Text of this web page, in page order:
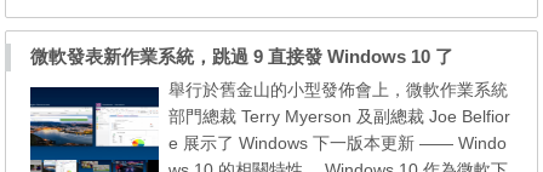
E 配合 ActiveX 下載的，而且要透過 Update
7與Windows 8.1的用家，提供更新的「合
集」。 微軟官方下載位置：http://catalog.upd
ate.microsoft.com/v7/site/Search.aspx?q=31
25574 ~~~~~~~~~~~...
微軟發表新作業系統，跳過 9 直接發 Windows 10 了
舉行於舊金山的小型發佈會上，微軟作業系統
部門總裁 Terry Myerson 及副總裁 Joe Belfior
e 展示了 Windows 下一版本更新 —— Windo